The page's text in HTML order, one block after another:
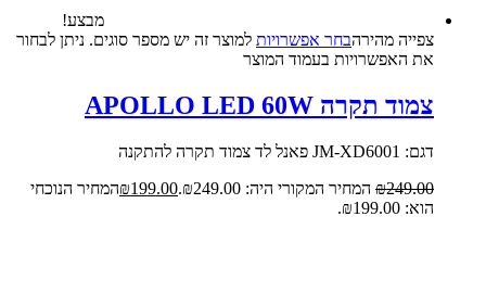
מבצע!
צפייה‬ ‫מהירה‬בחר אפשרויות למוצר זה יש מספר סוגים. ניתן לבחור
את האפשרויות בעמוד המוצר
צמוד תקרה APOLLO LED 60W
דגם: JM-XD6001 פאנל לד צמוד תקרה להתקנה
₪249.00 המחיר המקורי היה: ₪249.00. ₪199.00
המחיר הנוכחי
הוא: ₪199.00.